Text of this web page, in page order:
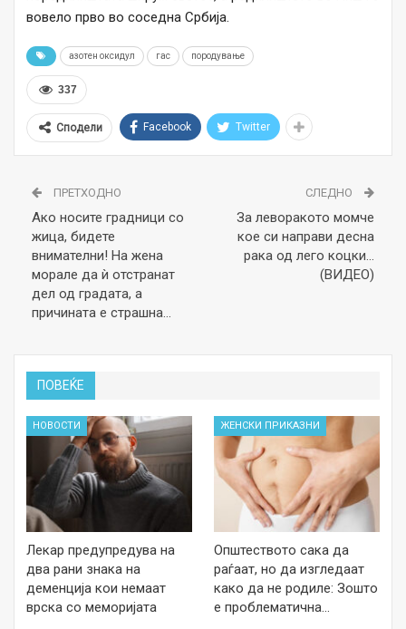
вовело прво во соседна Србија.
азотен оксидул гас породување
337
Сподели Facebook Twitter
ПРЕТХОДНО
Ако носите градници со
жица, бидете
внимателни! На жена
морале да ѝ отстранат
дел од градата, а
причината е страшна…
СЛЕДНО
За леворакото момче
кое си направи десна
рака од лего коцки…
(ВИДЕО)
ПОВЕЌЕ
НОВОСТИ
Лекар предупредува на
два рани знака на
деменција кои немаат
врска со меморијата
ЖЕНСКИ ПРИКАЗНИ
Општеството сака да
раѓаат, но да изгледаат
како да не родиле: Зошто
е проблематична…